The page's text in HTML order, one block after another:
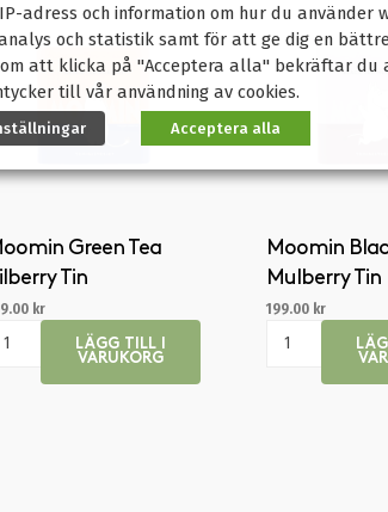
Green Tea
Tin
kr
LÄGG TILL I
VARUKORG
Moomin
Mulberry Tin
199.00 kr
adress och information om hur du använder
och statistik samt för att ge dig en
att klicka på "Acceptera alla" bekräftar du
till vår användning av cookies.
Acceptera alla